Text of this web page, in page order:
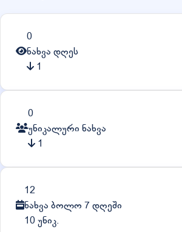
0
ნახვა დღეს
1
0
უნიკალური ნახვა
1
12
ნახვა ბოლო 7 დღეში
10 უნიკ.